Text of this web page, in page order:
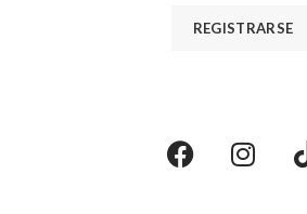
REGISTRARSE